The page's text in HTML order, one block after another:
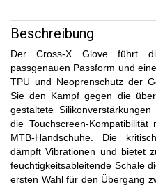
Beschreibung
Der Cross-X Glove führt
passgenauen Passform und
TPU und Neoprenschutz der
Sie den Kampf gegen die
gestaltete
die Touchscreen-Kompatibilität
MTB-Handschuhe. Die
dämpft Vibrationen und bietet
feuchtigkeitsableitende Schale
ersten Wahl für den Übergang